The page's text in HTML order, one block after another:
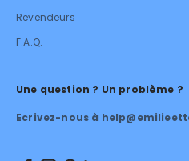
Revendeurs
F.A.Q.
Une question ? Un problème ?
Ecrivez-nous à